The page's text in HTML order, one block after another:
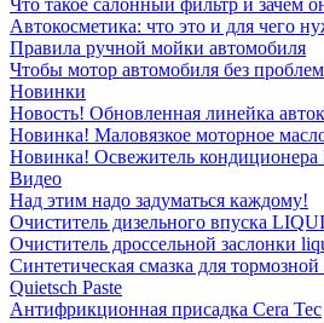
Что такое салонный фильтр и зачем
Автокосметика: что это и для чего
Правила ручной мойки автомобиля
Чтобы мотор автомобиля без
Новинки
Новость! Обновленная линейка
Новинка! Маловязкое моторное
Новинка! Освежитель
Видео
Над этим надо задуматься каждому!
Очиститель дизельного впуска
Очиститель дроссельной заслонки
Синтетическая смазка для
Quietsch Paste
Антифрикционная присадка Cera Tec